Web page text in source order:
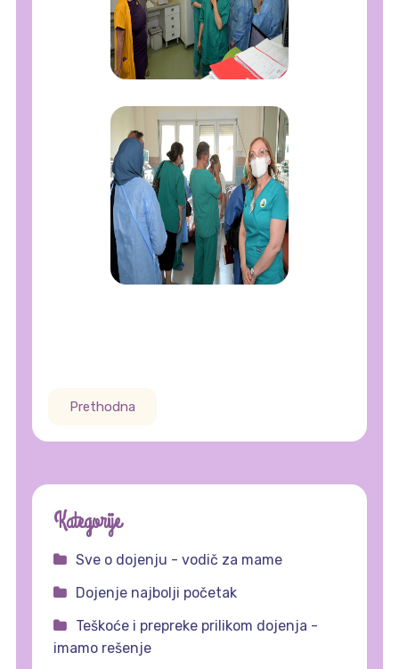
Prethodna
Kategorije
Sve o dojenju - vodič za mame
Dojenje najbolji početak
Teškoće i prepreke prilikom dojenja -
imamo rešenje